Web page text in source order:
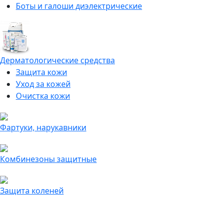
Боты и галоши диэлектрические
Дерматологические средства
Защита кожи
Уход за кожей
Очистка кожи
Фартуки, нарукавники
Комбинезоны защитные
Защита коленей